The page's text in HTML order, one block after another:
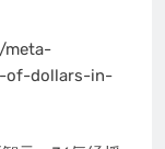
of-dollars-in-